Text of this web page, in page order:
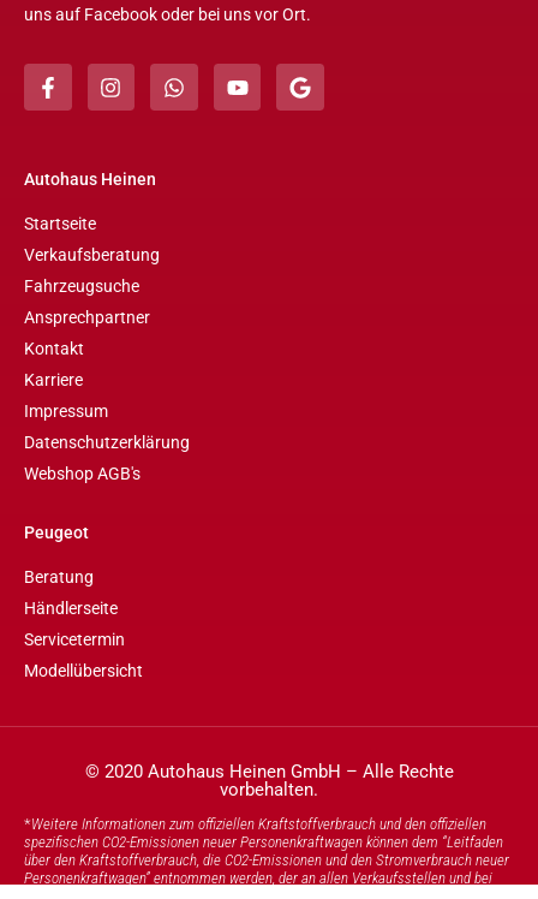
uns auf Facebook oder bei uns vor Ort.
Autohaus Heinen
Startseite
Verkaufsberatung
Fahrzeugsuche
Ansprechpartner
Kontakt
Karriere
Impressum
Datenschutzerklärung
Webshop AGB's
Peugeot
Beratung
Händlerseite
Servicetermin
Modellübersicht
© 2020 Autohaus Heinen GmbH – Alle Rechte
vorbehalten.
*Weitere Informationen zum offiziellen Kraftstoffverbrauch und den offiziellen
spezifischen CO2-Emissionen neuer Personenkraftwagen können dem “Leitfaden
über den Kraftstoffverbrauch, die CO2-Emissionen und den Stromverbrauch neuer
Personenkraftwagen” entnommen werden, der an allen Verkaufsstellen und bei